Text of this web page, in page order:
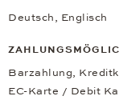
Deutsch, Englisch
Barzahlung,
EC-Karte / Debit